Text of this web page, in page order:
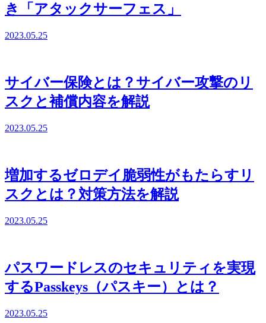
き「アタックサーフェス」
2023.05.25
サイバー保険とは？サイバー攻撃のリ
スクと補償内容を解説
2023.05.25
増加するゼロデイ脆弱性がもたらすリ
スクとは？対策方法を解説
2023.05.25
パスワードレスのセキュリティを実現
するPasskeys（パスキー）とは？
2023.05.25